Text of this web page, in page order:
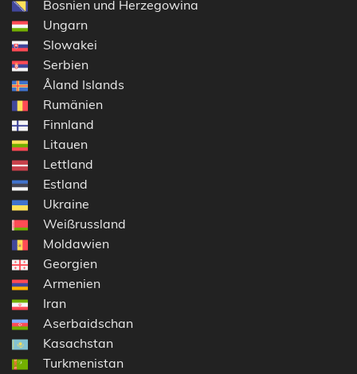
Bosnien und Herzegowina
Ungarn
Slowakei
Serbien
Åland Islands
Rumänien
Finnland
Litauen
Lettland
Estland
Ukraine
Weißrussland
Moldawien
Georgien
Armenien
Iran
Aserbaidschan
Kasachstan
Turkmenistan